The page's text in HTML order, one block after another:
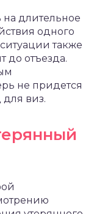
на длительное
одного
также
до отъезда.
не придется
для виз.